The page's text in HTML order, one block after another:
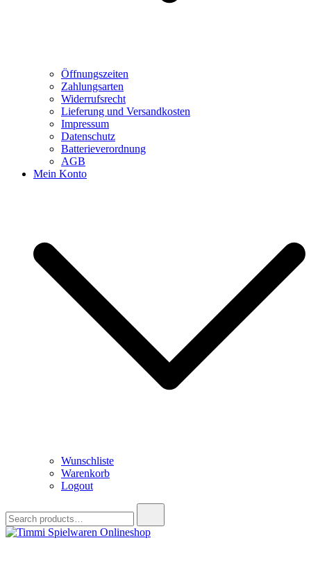
Öffnungszeiten
Zahlungsarten
Widerrufsrecht
Lieferung und Versandkosten
Impressum
Datenschutz
Batterieverordnung
AGB
Mein Konto
Wunschliste
Warenkorb
Logout
for: